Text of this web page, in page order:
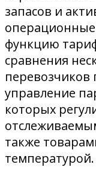
запасов и
операционные
функцию
сравнения
управление
которых
также
температурой.